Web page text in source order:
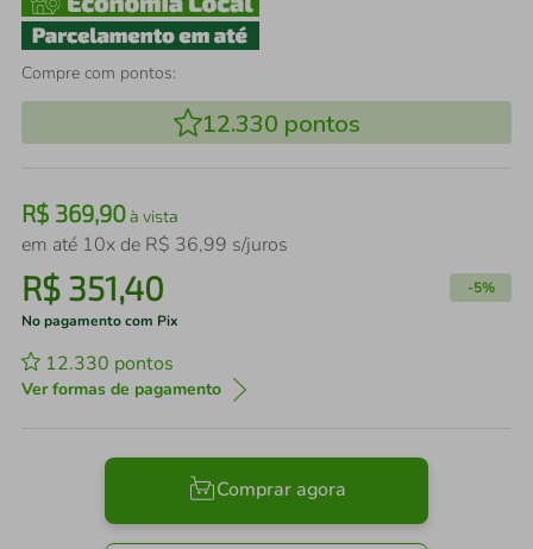
Compre com pontos:
12.330 pontos
R$ 369,90à vista
em até 10x de R$ 36,99 s/juros
R$ 351,40 -5%
No pagamento com Pix
12.330 pontos
Ver formas de pagamento
Comprar agora